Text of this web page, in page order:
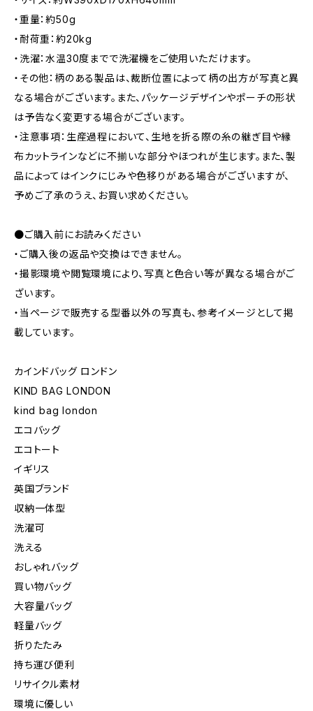
・重量：約50g
・耐荷重：約20kg
・洗濯：水温30度までで洗濯機をご使用いただけます。
・その他：柄のある製品は、裁断位置によって柄の出方が写真と異
なる場合がございます。また、パッケージデザインやポーチの形状
は予告なく変更する場合がございます。
・注意事項：生産過程において、生地を折る際の糸の継ぎ目や縁
布カットラインなどに不揃いな部分やほつれが生じます。また、製
品によってはインクにじみや色移りがある場合がございますが、
予めご了承のうえ、お買い求めください。
●ご購入前にお読みください
・ご購入後の返品や交換はできません。
・撮影環境や閲覧環境により、写真と色合い等が異なる場合がご
ざいます。
・当ページで販売する型番以外の写真も、参考イメージとして掲
載しています。
カインドバッグ ロンドン
KIND BAG LONDON
kind bag london
エコバッグ
エコトート
イギリス
英国ブランド
収納一体型
洗濯可
洗える
おしゃれバッグ
買い物バッグ
大容量バッグ
軽量バッグ
折りたたみ
持ち運び便利
リサイクル素材
環境に優しい